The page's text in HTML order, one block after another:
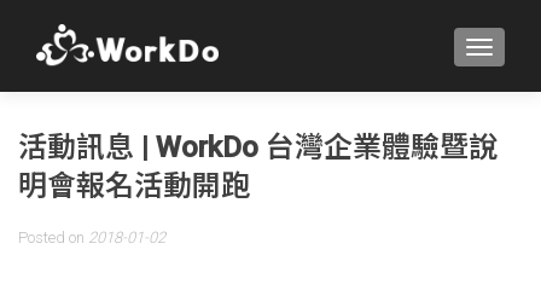
活動訊息 | WorkDo 台灣企業體驗暨說
明會報名活動開跑
Posted on 2018-01-02